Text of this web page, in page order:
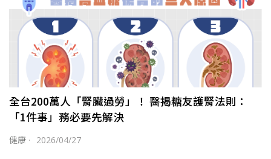
全台200萬人「腎臟過勞」！ 醫揭糖友護腎法則：
「1件事」務必要先解決
健康 · 2026/04/27